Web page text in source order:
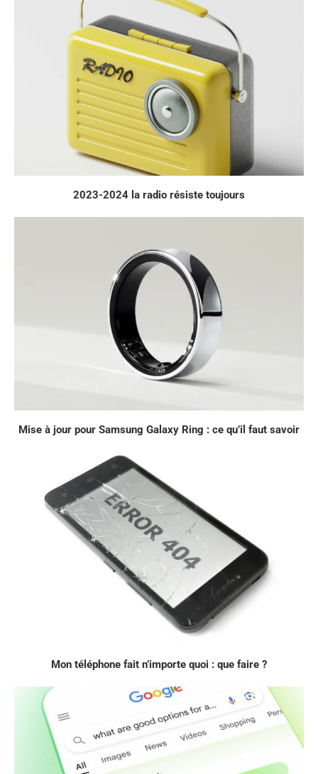
2023-2024 la radio résiste toujours
Mise à jour pour Samsung Galaxy Ring : ce qu’il faut savoir
Mon téléphone fait n’importe quoi : que faire ?